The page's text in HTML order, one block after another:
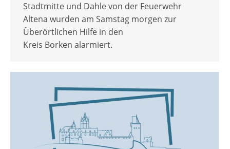
Stadtmitte und Dahle von der Feuerwehr
Altena wurden am Samstag morgen zur
Überörtlichen Hilfe in den
Kreis Borken alarmiert.